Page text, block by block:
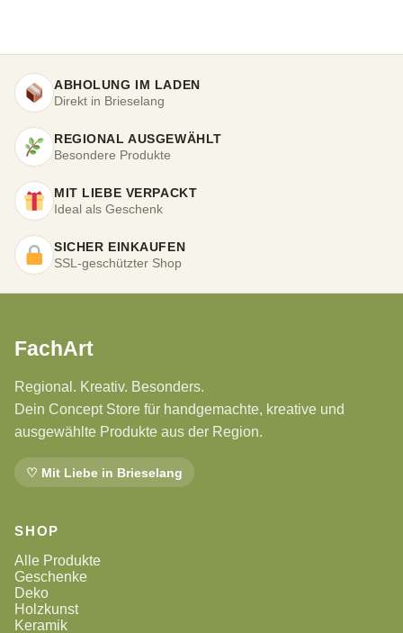
ABHOLUNG IM LADEN
Direkt in Brieselang
REGIONAL AUSGEWÄHLT
Besondere Produkte
MIT LIEBE VERPACKT
Ideal als Geschenk
SICHER EINKAUFEN
SSL-geschützter Shop
FachArt
Regional. Kreativ. Besonders.
Dein Concept Store für handgemachte, kreative und
ausgewählte Produkte aus der Region.
♡ Mit Liebe in Brieselang
SHOP
Alle Produkte
Geschenke
Deko
Holzkunst
Keramik